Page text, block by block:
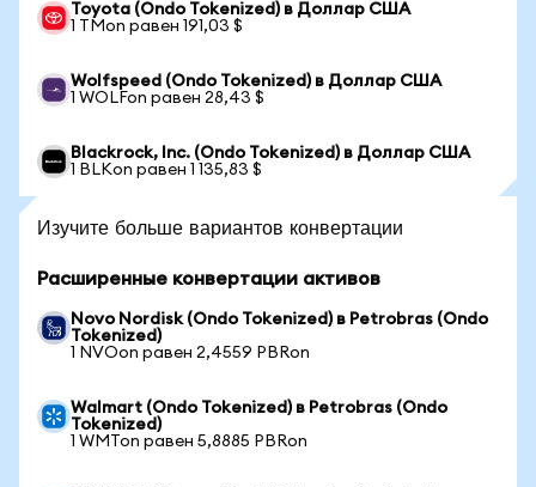
Toyota (Ondo Tokenized) в Доллар США
1 TMon равен 191,03 $
Wolfspeed (Ondo Tokenized) в Доллар США
1 WOLFon равен 28,43 $
Blackrock, Inc. (Ondo Tokenized) в Доллар США
1 BLKon равен 1 135,83 $
Изучите больше вариантов конвертации
Расширенные конвертации активов
Novo Nordisk (Ondo Tokenized) в Petrobras (Ondo
Tokenized)
1 NVOon равен 2,4559 PBRon
Walmart (Ondo Tokenized) в Petrobras (Ondo
Tokenized)
1 WMTon равен 5,8885 PBRon